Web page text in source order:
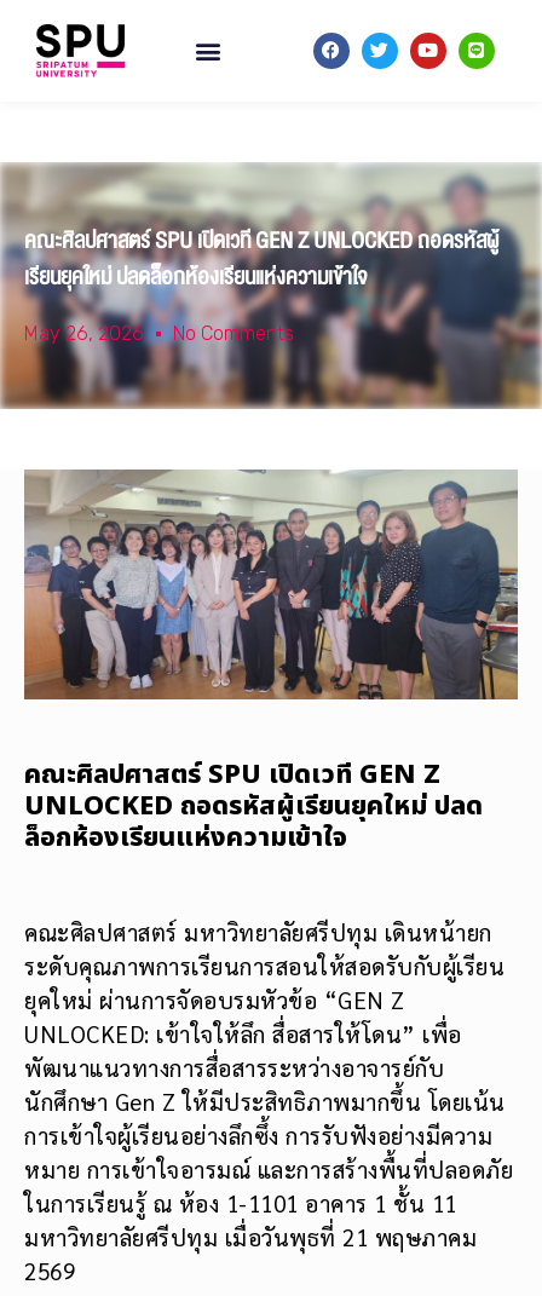
คณะศิลปศาสตร์ SPU เปิดเวที GEN Z UNLOCKED ถอดรหัสผู้
เรียนยุคใหม่ ปลดล็อกห้องเรียนแห่งความเข้าใจ
May 26, 2026 No Comments
คณะศิลปศาสตร์ SPU เปิดเวที GEN Z
UNLOCKED ถอดรหัสผู้เรียนยุคใหม่ ปลด
ล็อกห้องเรียนแห่งความเข้าใจ
คณะศิลปศาสตร์ มหาวิทยาลัยศรีปทุม เดินหน้ายก
ระดับคุณภาพการเรียนการสอนให้สอดรับกับผู้เรียน
ยุคใหม่ ผ่านการจัดอบรมหัวข้อ “GEN Z
UNLOCKED: เข้าใจให้ลึก สื่อสารให้โดน” เพื่อ
พัฒนาแนวทางการสื่อสารระหว่างอาจารย์กับ
นักศึกษา Gen Z ให้มีประสิทธิภาพมากขึ้น โดยเน้น
การเข้าใจผู้เรียนอย่างลึกซึ้ง การรับฟังอย่างมีความ
หมาย การเข้าใจอารมณ์ และการสร้างพื้นที่ปลอดภัย
ในการเรียนรู้ ณ ห้อง 1-1101 อาคาร 1 ชั้น 11
มหาวิทยาลัยศรีปทุม เมื่อวันพุธที่ 21 พฤษภาคม
2569